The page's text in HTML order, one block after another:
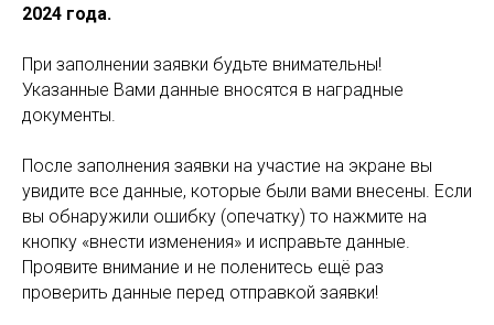
2024 года.
При заполнении заявки будьте внимательны!
Указанные Вами данные вносятся в наградные
документы.
После заполнения заявки на участие на экране вы
увидите все данные, которые были вами внесены. Если
вы обнаружили ошибку (опечатку) то нажмите на
кнопку «внести изменения» и исправьте данные.
Проявите внимание и не поленитесь ещё раз
проверить данные перед отправкой заявки!